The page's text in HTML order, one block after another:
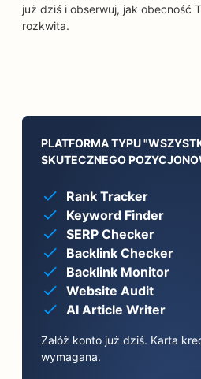
już dziś i obserwuj, jak obecność
rozkwita.
PLATFORMA TYPU
SKUTECZNEGO
Rank Tracker
Keyword Finder
SERP Checker
Backlink Checker
Backlink Monitor
Website Audit
AI Article Writer
Załóż konto już dziś. Karta
wymagana.